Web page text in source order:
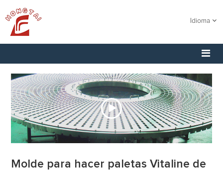
Idioma
Molde para hacer paletas Vitaline de